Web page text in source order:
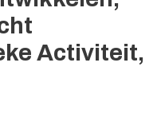
Activiteit,